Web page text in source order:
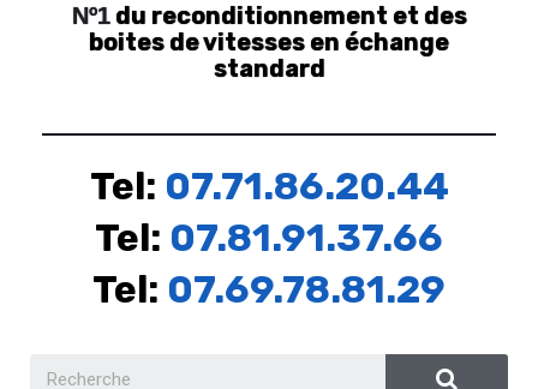
Nº1du reconditionnement et des
boites de vitesses en échange
standard
Tel: 07.71.86.20.44
Tel: 07.81.91.37.66
Tel: 07.69.78.81.29